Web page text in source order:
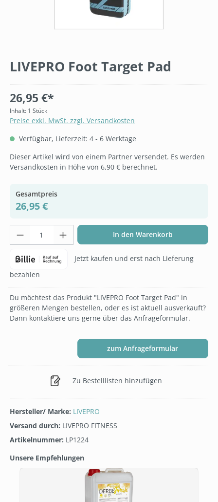
LIVEPRO Foot Target Pad
26,95 €*
Inhalt: 1 Stück
Preise exkl. MwSt. zzgl. Versandkosten
Verfügbar, Lieferzeit: 4 - 6 Werktage
Dieser Artikel wird von einem Partner versendet. Es werden
Versandkosten in Höhe von 6,90 € berechnet.
Gesamtpreis
26,95 €
Produkt Anzahl: Gib den gewünschten
In den Warenkorb
Jetzt kaufen und erst nach Lieferung
bezahlen
Du möchtest das Produkt "LIVEPRO Foot Target Pad" in
größeren Mengen bestellen, oder es ist aktuell ausverkauft?
Dann kontaktiere uns gerne über das Anfrageformular.
zum Anfrageformular
Zu Bestelllisten hinzufügen
Hersteller/ Marke: LIVEPRO
Versand durch: LIVEPRO FITNESS
Artikelnummer: LP1224
Unsere Empfehlungen
Produktgalerie überspringen